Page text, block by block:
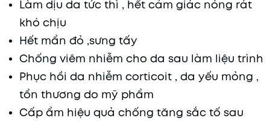
Làm dịu da tức thì , hết cảm giác nóng rát
khó chịu
Hết mẩn đỏ ,sưng tấy
Chống viêm nhiễm cho da sau làm liệu trình
Phục hồi da nhiễm corticoit , da yếu mỏng ,
tổn thương do mỹ phẩm
Cấp ẩm hiệu quả chống tăng sắc tố sau